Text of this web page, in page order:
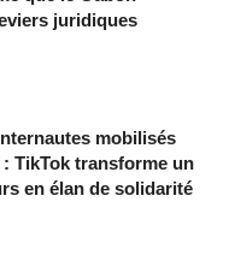
juridiques
mobilisés
TikTok transforme un
en élan de solidarité